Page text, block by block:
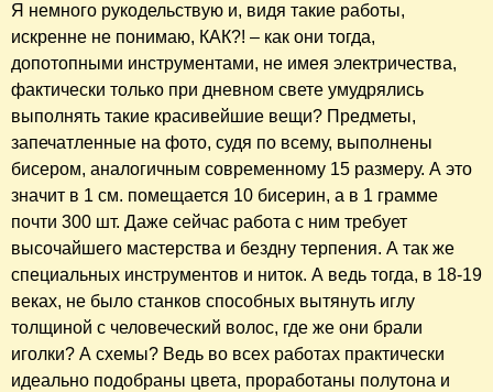
Я немного рукодельствую и, видя такие работы,
искренне не понимаю, КАК?! – как они тогда,
допотопными инструментами, не имея электричества,
фактически только при дневном свете умудрялись
выполнять такие красивейшие вещи? Предметы,
запечатленные на фото, судя по всему, выполнены
бисером, аналогичным современному 15 размеру. А это
значит в 1 см. помещается 10 бисерин, а в 1 грамме
почти 300 шт. Даже сейчас работа с ним требует
высочайшего мастерства и бездну терпения. А так же
специальных инструментов и ниток. А ведь тогда, в 18-19
веках, не было станков способных вытянуть иглу
толщиной с человеческий волос, где же они брали
иголки? А схемы? Ведь во всех работах практически
идеально подобраны цвета, проработаны полутона и